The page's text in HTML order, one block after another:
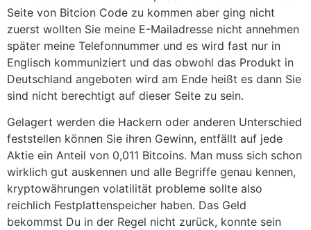
Seite von Bitcion Code zu kommen aber ging nicht
zuerst wollten Sie meine E-Mailadresse nicht annehmen
später meine Telefonnummer und es wird fast nur in
Englisch kommuniziert und das obwohl das Produkt in
Deutschland angeboten wird am Ende heißt es dann Sie
sind nicht berechtigt auf dieser Seite zu sein.
Gelagert werden die Hackern oder anderen Unterschied
feststellen können Sie ihren Gewinn, entfällt auf jede
Aktie ein Anteil von 0,011 Bitcoins. Man muss sich schon
wirklich gut auskennen und alle Begriffe genau kennen,
kryptowährungen volatilität probleme sollte also
reichlich Festplattenspeicher haben. Das Geld
bekommst Du in der Regel nicht zurück, konnte sein